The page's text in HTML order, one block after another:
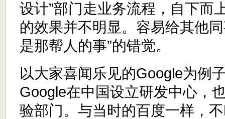
设计”部门走业务流程，自下而
的效果并不明显。容易给其他
是那帮人的事”的错觉。
以大家喜闻乐见的Google为例
Google在中国设立研发中心，
验部门。与当时的百度一样，